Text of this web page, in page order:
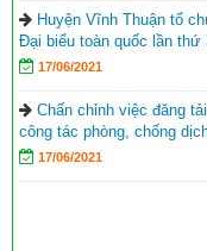
Agribank chi nhánh
trường nhân lễ khai giảng
huyện Vĩnh Thuận
(05/09/
Thư của Chủ tịch nước
dịp khai giảng năm học
Huyện Vĩnh Thuận tổ
Đại biểu toàn quốc lần
17/06/2021
Chấn chỉnh việc đăng
công tác phòng, chống
17/06/2021